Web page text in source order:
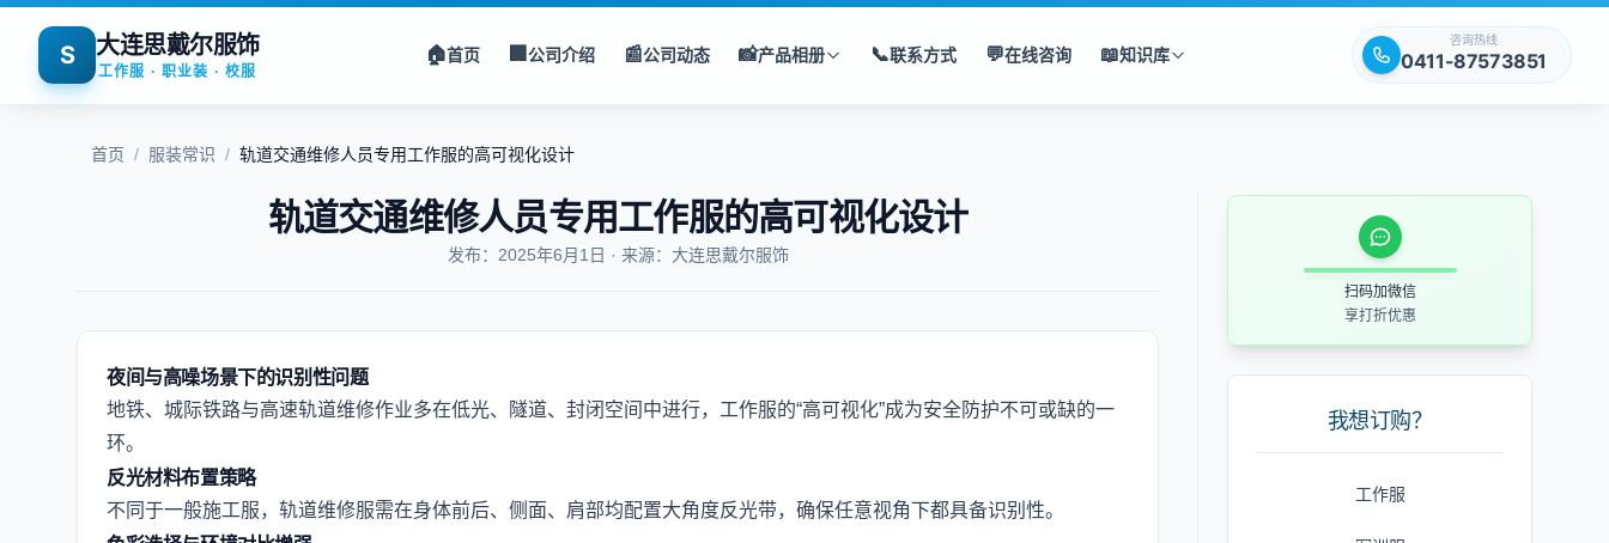
S 大连思戴尔服饰
工作服 · 职业装 · 校服
🏠首页 🏢公司介绍 📰公司动态 📸产品相册 📞联系方式 💬在线咨询 📖知识库
咨询热线
0411-87573851
首页 / 服装常识 / 轨道交通维修人员专用工作服的高可视化设计
轨道交通维修人员专用工作服的高可视化设计
发布：2025年6月1日 · 来源：大连思戴尔服饰
夜间与高噪场景下的识别性问题
地铁、城际铁路与高速轨道维修作业多在低光、隧道、封闭空间中进行，工作服的“高可视化”成为安全防护不可或缺的一
环。
反光材料布置策略
不同于一般施工服，轨道维修服需在身体前后、侧面、肩部均配置大角度反光带，确保任意视角下都具备识别性。
扫码加微信
享打折优惠
我想订购？
工作服